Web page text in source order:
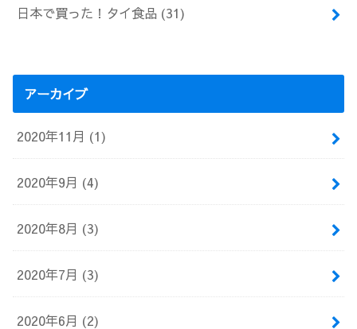
日本で買った！タイ食品 (31)
アーカイブ
2020年11月 (1)
2020年9月 (4)
2020年8月 (3)
2020年7月 (3)
2020年6月 (2)